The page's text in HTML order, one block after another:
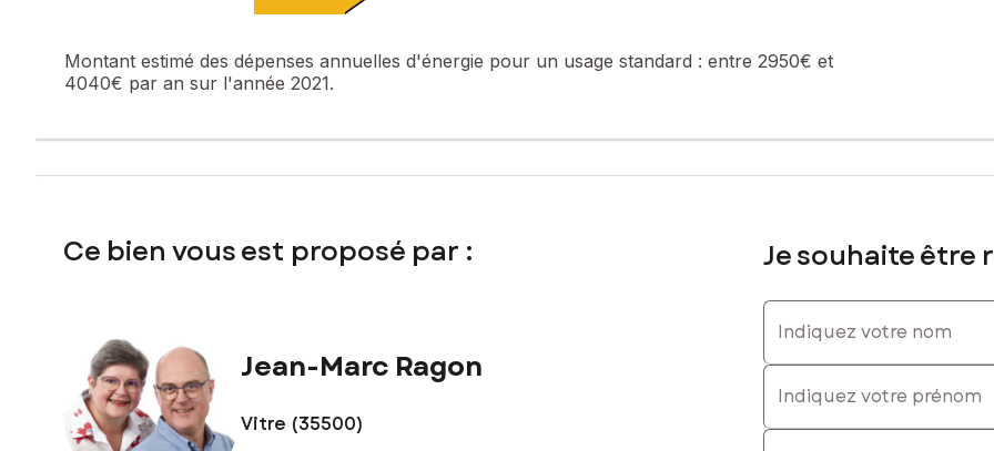
Montant estimé des dépenses annuelles d'énergie pour un usage standard : entre 2950€ et
4040€ par an sur l'année 2021.
Ce bien vous est proposé par :
Jean-Marc Ragon
Vitre (35500)
Je souhaite être
Indiquez votre nom
Indiquez votre prénom
E-mail